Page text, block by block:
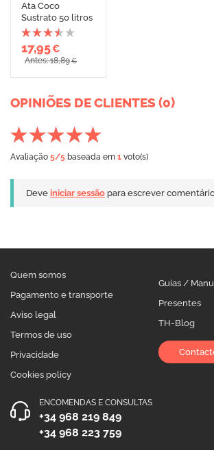
Ata Coco
Sustrato 50 litros
17,95€
Antes: 18,89€
OPINIÕES DE CLIENTES (0)
Avaliação 5/5 baseada em 1 voto(s)
Deve iniciar sessão para escrever
Quem somos
Pagamento e transporte
Aviso legal
Termos de uso
Privacidade
Cookies policy
Guias /
Presentes
TH-Blog
ENCOMENDAS E CONSULTAS
+34 968 219 849
+34 968 223 759